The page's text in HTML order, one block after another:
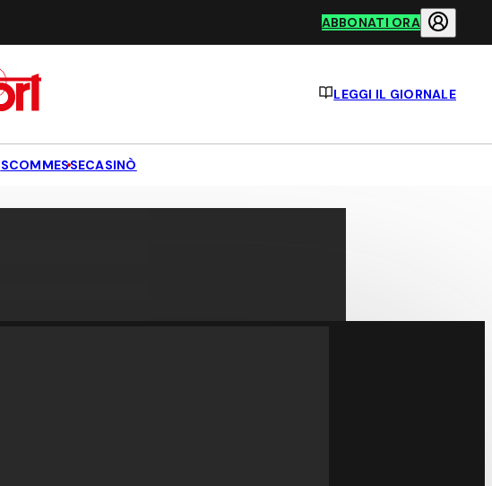
ABBONATI ORA
LEGGI IL GIORNALE
SCOMMESSECASINÒ